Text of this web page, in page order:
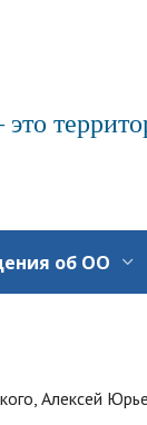
об ОО
Алексей